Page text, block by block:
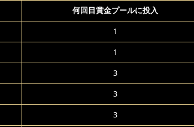
何回目賞金プールに投入
1
1
3
3
3